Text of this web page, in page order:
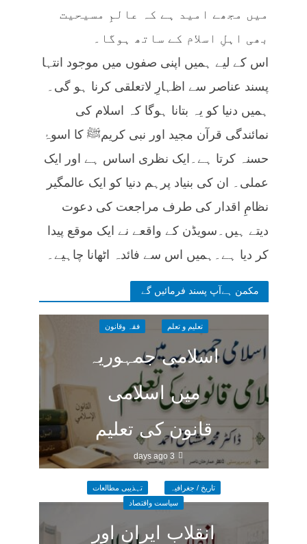
میں مجھے امید ہے کہ عالمِ مسیحیت
بھی اہلِ اسلام کے ساتھ ہوگا۔
اس کے لیے ہمیں اپنی صفوں میں موجود انتہا
پسند عناصر سے اظہارِ لاتعلقی کرنا ہو گی۔
ہمیں دنیا کو یہ بتانا ہوگا کہ اسلام کی
نمائندگی قرآن مجید اور نبی کریمﷺ کا اسوۂ
حسنہ کرتا ہے۔ایک نظری اساس ہے اور ایک
عملی۔ ان کی بنیاد پرہم دنیا کو ایک عالمگیر
نظامِ اقدار کی طرف مراجعت کی دعوت
دیتے ہیں۔سویڈن کے واقعے نے ایک موقع پیدا
کر دیا ہے۔ہمیں اس سے فائدہ اٹھانا چاہیے۔
مکمن ہےآپ پسند فرمائیں گے
تعلیم و تعلم فقہ وقانون
اسلامی جمہوریہ
میں اسلامی
قانون کی تعلیم
3 days ago
تاریخ / جغرافیہ
تہذیبی مطالعات
سیاست واقتصاد
انقلاب ایران اور